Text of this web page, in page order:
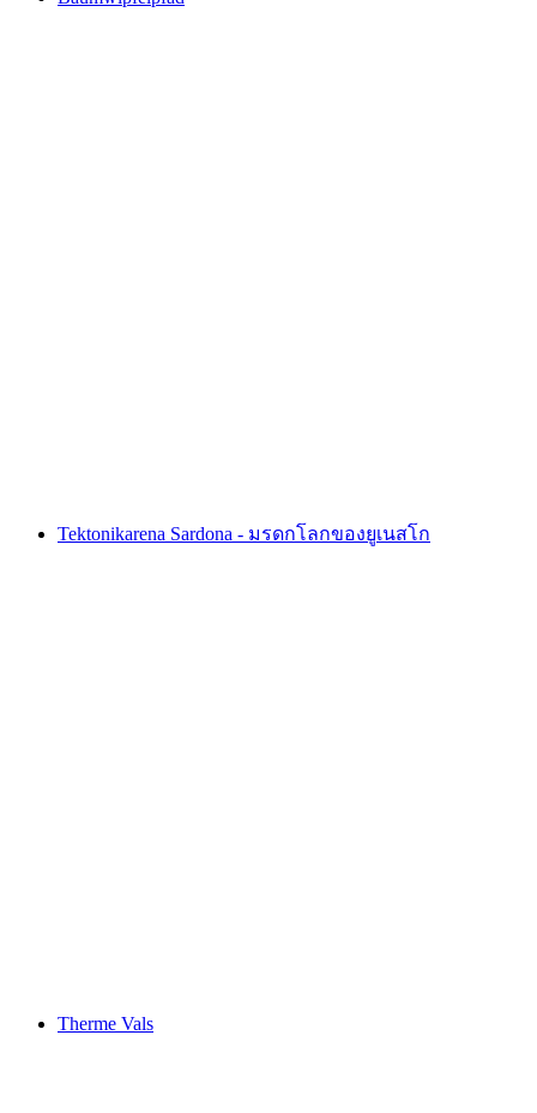
Tektonikarena Sardona - มรดกโลกของยูเนสโก
Therme Vals